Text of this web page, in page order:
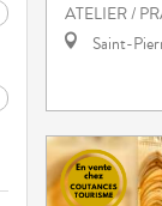
ATELIER /
Saint-